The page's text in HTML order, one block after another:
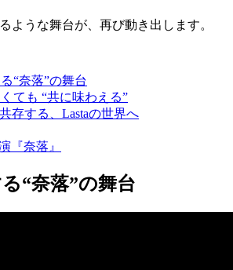
ような舞台が、再び動き出します。
“奈落”の舞台
ても “共に味わえる”
存する、Lastaの世界へ
『奈落』
“奈落”の舞台